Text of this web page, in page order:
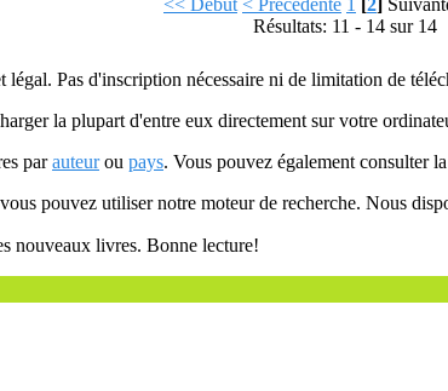
<< Début < Précédente 1 [2]
Résultats: 11 - 14 sur 14
Pas d'inscription nécessaire ni de limitation de
la plupart d'entre eux directement sur votre
parauteurou pays. Vous pouvez également consulter
pouvez utiliser notre moteur de recherche. Nous
nouveaux livres. Bonne lecture!